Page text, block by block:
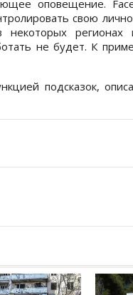
оповещение.
свою
регионах
не будет. К
подсказок,